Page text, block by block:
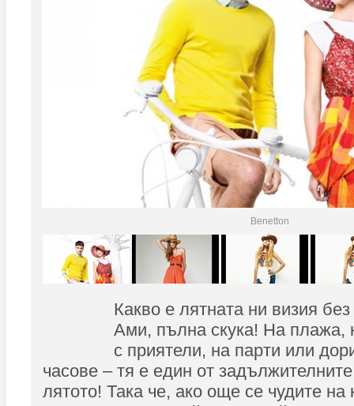
Benetton
Какво е лятната ни визия
Ами, пълна скука! На плажа,
с приятели, на парти или
часове – тя е един от
лятото! Така че, ако още се чудите